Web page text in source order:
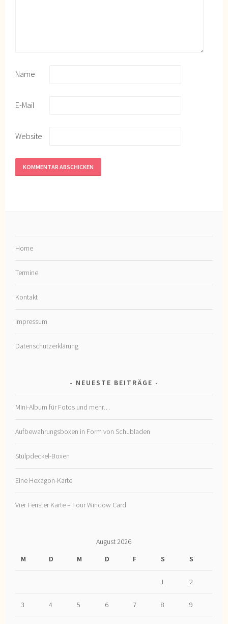
Name
E-Mail
Website
Home
Termine
Kontakt
Impressum
Datenschutzerklärung
NEUESTE BEITRÄGE
Mini-Album für Fotos und mehr…
Aufbewahrungsboxen in Form von Schubladen
Stülpdeckel-Boxen
Eine Hexagon-Karte
Vier Fenster Karte – Four Window Card
August 2026
M
D M D F S S
1 2
3 4 5 6 7 8 9